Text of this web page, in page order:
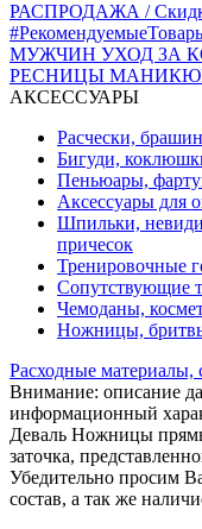
РАСПРОДАЖА /
МУЖЧИН УХОД ЗА
РЕСНИЦЫ
АКСЕССУАРЫ
Расчески,
Бигуди,
Пеньюары,
Аксессуары для
Шпильки,
причесок
Тренировочные
Сопутствующие
Чемоданы,
Ножницы,
Расходные материалы,
Внимание: описание
информационный
Деваль Ножницы
заточка,
Убедительно просим
состав, а так же